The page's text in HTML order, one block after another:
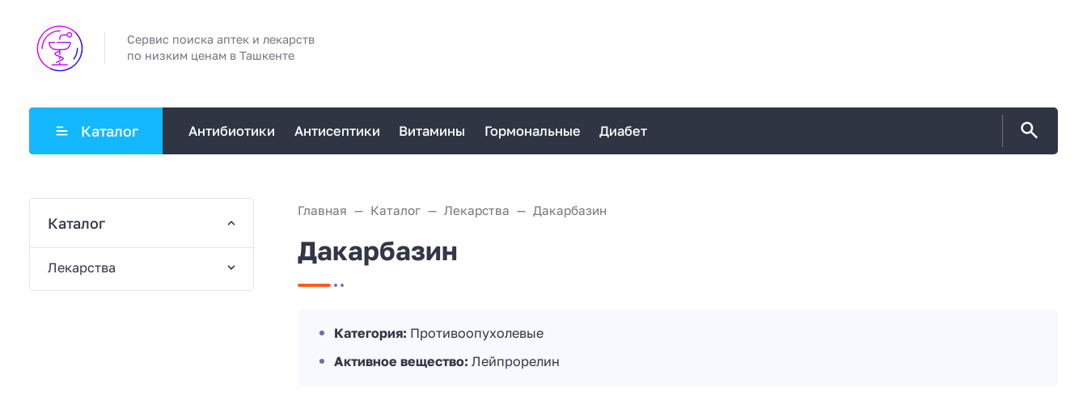
Сервис поиска аптек и лекарств
по низким ценам в Ташкенте
Каталог Антибиотики Антисептики Витамины Гормональные Диабет
Главная Каталог Лекарства Дакарбазин
Дакарбазин
Категория: Противоопухолевые
Активное вещество: Лейпрорелин
Каталог
Лекарства